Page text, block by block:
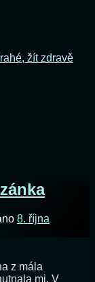
žít zdravě
8. října
z mála
mi. V